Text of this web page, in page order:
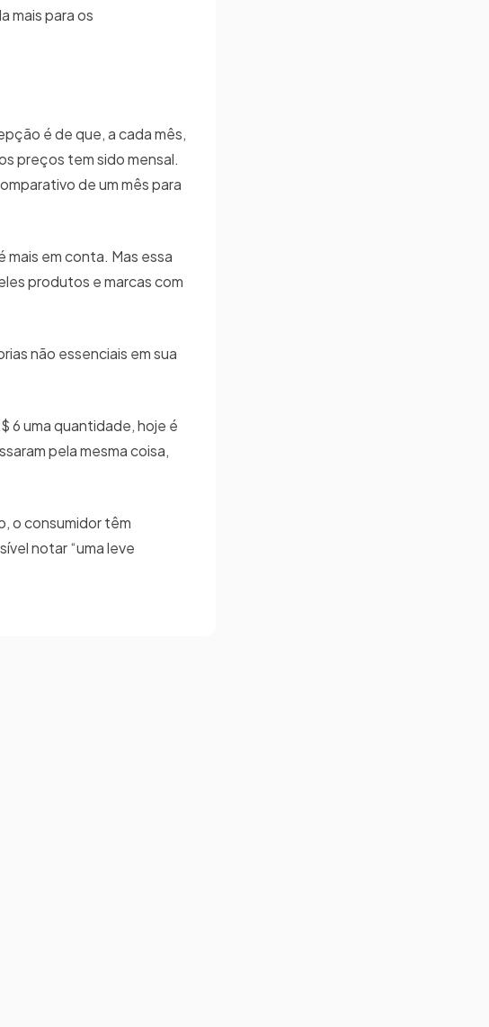
mais para os
é de que, a cada mês,
preços tem sido mensal.
de um mês para
em conta. Mas essa
produtos e marcas com
não essenciais em sua
6 uma quantidade, hoje é
pela mesma coisa,
o consumidor têm
notar “uma leve